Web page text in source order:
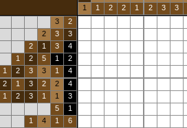
1
1 2 2 1 2 3 3
3
2
2
3
3
2
1 3
4
1
2 5 1
2
1
2 3 3 1
4
2 1 3 2 2
4
1
2 3 1 1
3
5
1
1
4 1
6